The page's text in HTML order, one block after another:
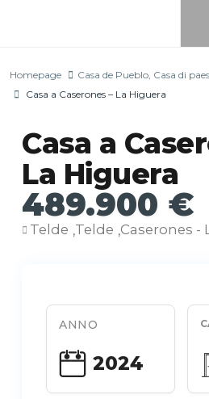
Homepage Casa de Pueblo, Casa di
Casa a Caserones – La Higuera
Casa a
La Higuera
489.900 €
Telde ,Telde ,Caserones -
ANNO
2024